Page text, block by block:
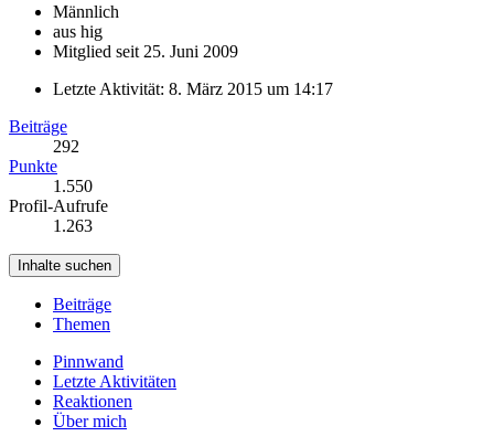
Männlich
aus hig
Mitglied seit 25. Juni 2009
Letzte Aktivität: 8. März 2015 um 14:17
Beiträge
292
Punkte
1.550
Profil-Aufrufe
1.263
Inhalte suchen
Beiträge
Themen
Pinnwand
Letzte Aktivitäten
Reaktionen
Über mich